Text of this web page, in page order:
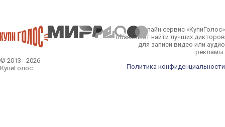
© 2013 - 2026
КупиГолос
Онлайн сервис «КупиГолос»
позволяет найти лучших дикторов
для записи видео или аудио
рекламы.
Политика конфиденциальности